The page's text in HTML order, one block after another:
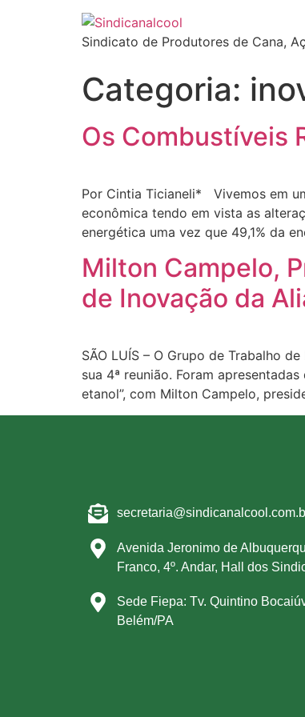
Sindicato de Produtores de Cana,
Categoria:
Os Combustíveis
Por Cintia Ticianeli* Vivemos em
econômica tendo em vista as
energética uma vez que 49,1% da
Milton Campelo,
de Inovação da
SÃO LUÍS – O Grupo de Trabalho
sua 4ª reunião. Foram
etanol”, com Milton Campelo,
Avenida Jeronimo de
Franco, 4º. Andar, Hall dos
Sede Fiepa: Tv. Quintino
Belém/PA